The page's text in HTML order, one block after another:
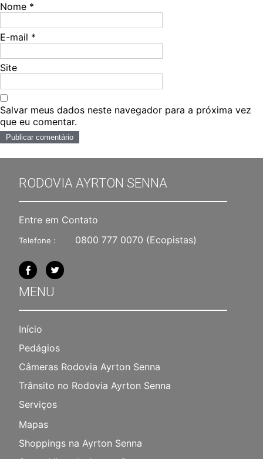
Nome *
E-mail *
Site
Salvar meus dados neste navegador para a próxima vez
que eu comentar.
RODOVIA AYRTON SENNA
Entre em Contato
Telefone : 0800 777 0070 (Ecopistas)
MENU
Início
Pedágios
Câmeras Rodovia Ayrton Senna
Trânsito no Rodovia Ayrton Senna
Serviços
Mapas
Shoppings na Ayrton Senna